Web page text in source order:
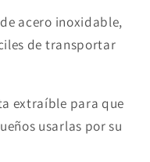
acero inoxidable,
de transportar
extraíble para que
usarlas por su